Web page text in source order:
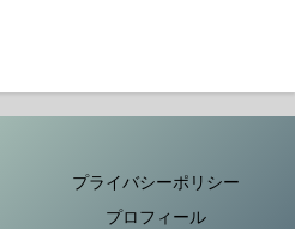
プライバシーポリシー
プロフィール